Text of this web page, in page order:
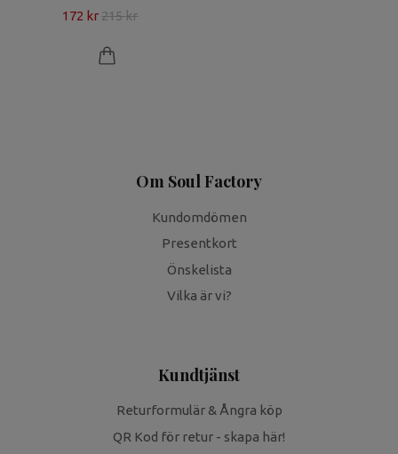
172 kr 215 kr
Om Soul Factory
Kundomdömen
Presentkort
Önskelista
Vilka är vi?
Kundtjänst
Returformulär & Ångra köp
QR Kod för retur - skapa här!